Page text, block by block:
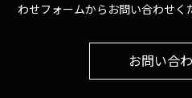
わせフォームからお問い合わせく
お問い合